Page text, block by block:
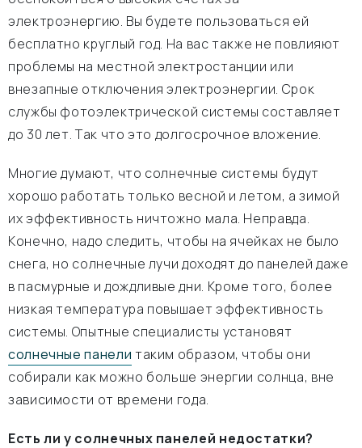
электроэнергию. Вы будете пользоваться ей
бесплатно круглый год. На вас также не повлияют
проблемы на местной электростанции или
внезапные отключения электроэнергии. Срок
службы фотоэлектрической системы составляет
до 30 лет. Так что это долгосрочное вложение.
Многие думают, что солнечные системы будут
хорошо работать только весной и летом, а зимой
их эффективность ничтожно мала. Неправда.
Конечно, надо следить, чтобы на ячейках не было
снега, но солнечные лучи доходят до панелей даже
в пасмурные и дождливые дни. Кроме того, более
низкая температура повышает эффективность
системы. Опытные специалисты установят
солнечные панели таким образом, чтобы они
собирали как можно больше энергии солнца, вне
зависимости от времени года.
Есть ли у солнечных панелей недостатки?